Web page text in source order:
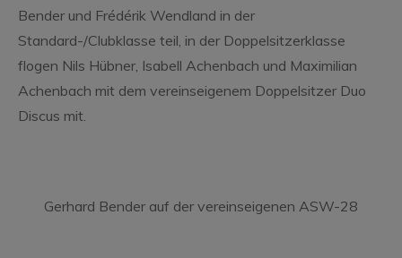
Bender und Frédérik Wendland in der
Standard-/Clubklasse teil, in der Doppelsitzerklasse
flogen Nils Hübner, Isabell Achenbach und Maximilian
Achenbach mit dem vereinseigenem Doppelsitzer Duo
Discus mit.
Gerhard Bender auf der vereinseigenen ASW-28